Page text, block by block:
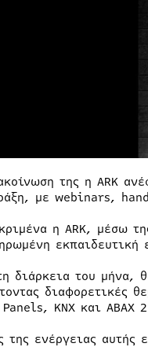
της η ARK
με webinars,
η ARK, μέσω
εκπαιδευτική
διάρκεια του μήνα,
διαφορετικές
KNX και ABAX
της ενέργειας αυτής